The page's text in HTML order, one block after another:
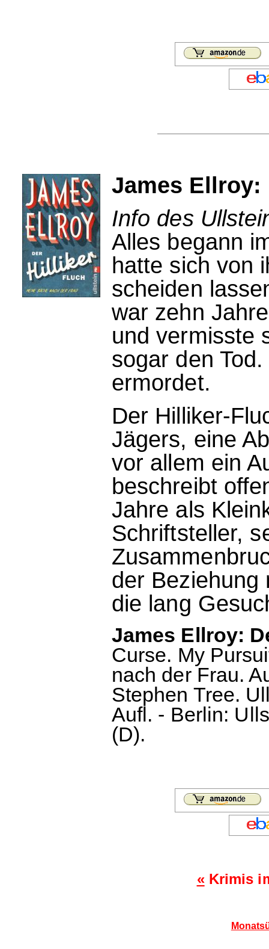
James
Info des
Alles begann
hatte sich von
scheiden
war zehn
und vermisste
sogar den
ermordet.
Der Hilliker-
Jägers, eine
vor allem ein
beschreibt
Jahre als
Schriftsteller,
der Beziehung
die lang
James Ellroy:
Curse. My
nach der Frau.
Stephen Tree.
Aufl. - Berlin:
(D).
«Krimis